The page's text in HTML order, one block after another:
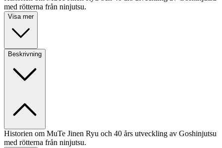
med rötterna från ninjutsu.
Visa mer
Beskrivning
Historien om MuTe Jinen Ryu och 40 års utveckling av Goshinjutsu
med rötterna från ninjutsu.